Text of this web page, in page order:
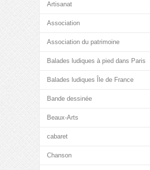
Artisanat
Association
Association du patrimoine
Balades ludiques à pied dans Paris
Balades ludiques Île de France
Bande dessinée
Beaux-Arts
cabaret
Chanson